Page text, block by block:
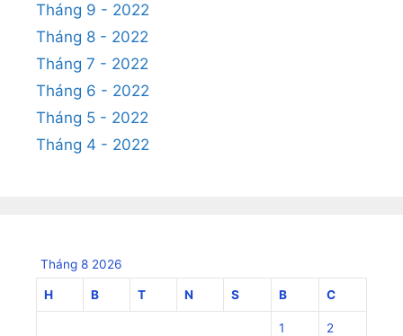
Tháng 9 - 2022
Tháng 8 - 2022
Tháng 7 - 2022
Tháng 6 - 2022
Tháng 5 - 2022
Tháng 4 - 2022
Tháng 8 2026
H B T N S B C
1 2